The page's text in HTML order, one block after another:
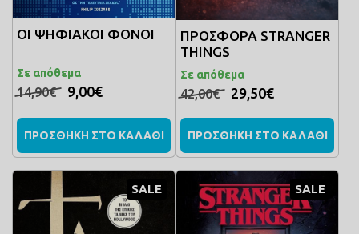
ΟΙ ΨΗΦΙΑΚΟΙ ΦΟΝΟΙ
Σε απόθεμα
14,90€ 9,00€
ΠΡΟΣΘΗΚΗ ΣΤΟ ΚΑΛΑΘΙ
ΠΡΟΣΦΟΡΑ STRANGER
THINGS
Σε απόθεμα
42,00€ 29,50€
ΠΡΟΣΘΗΚΗ ΣΤΟ ΚΑΛΑΘΙ
SALE SALE